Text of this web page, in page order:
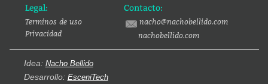
Legal:
Terminos de uso
Privacidad
Contacto:
nacho@nachobellido.com
nachobellido.com
Idea: Nacho Bellido
Desarrollo: EsceniTech